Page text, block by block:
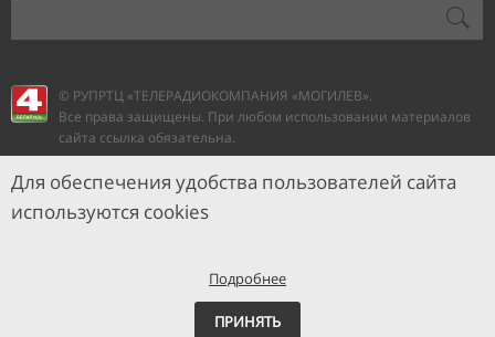
© РУПРТЦ «ТЕЛЕРАДИОКОМПАНИЯ «МОГИЛЕВ».
Все права защищены. При любом использовании материалов
сайта ссылка обязательна.
Для обеспечения удобства пользователей сайта
используются cookies
Подробнее
ПРИНЯТЬ